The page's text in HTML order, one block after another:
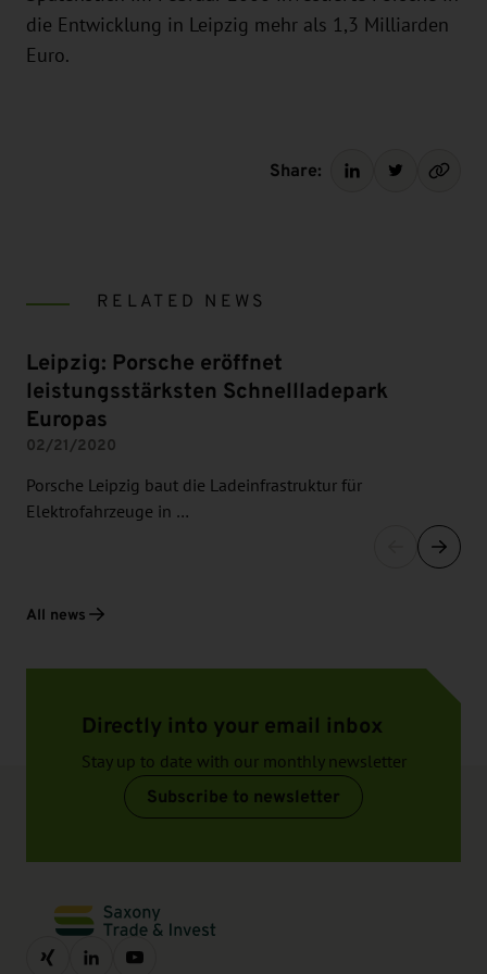
die Entwicklung in Leipzig mehr als 1,3 Milliarden
Euro.
Share:
RELATED NEWS
Leipzig: Porsche eröffnet
leistungsstärksten Schnellladepark
Europas
02/21/2020
Porsche Leipzig baut die Ladeinfrastruktur für
Elektrofahrzeuge in …
All news
Directly into your email inbox
Stay up to date with our monthly newsletter
Subscribe to newsletter